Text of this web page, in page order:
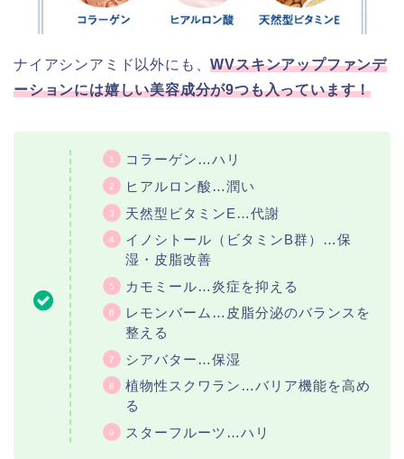
ナイアシンアミド以外にも、WVスキンアップファンデ
ーションには嬉しい美容成分が9つも入っています！
コラーゲン…ハリ
ヒアルロン酸…潤い
天然型ビタミンE…代謝
イノシトール（ビタミンB群）…保
湿・皮脂改善
カモミール…炎症を抑える
レモンバーム…皮脂分泌のバランスを
整える
シアバター…保湿
植物性スクワラン…バリア機能を高め
る
スターフルーツ…ハリ